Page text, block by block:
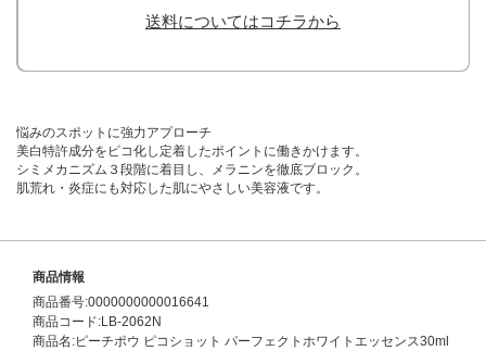
送料についてはコチラから
悩みのスポットに強力アプローチ
美白特許成分をピコ化し定着したポイントに働きかけます。
シミメカニズム３段階に着目し、メラニンを徹底ブロック。
肌荒れ・炎症にも対応した肌にやさしい美容液です。
商品情報
商品番号:0000000000016641
商品コード:LB-2062N
商品名:ピーチポウ ピコショット パーフェクトホワイトエッセンス30ml